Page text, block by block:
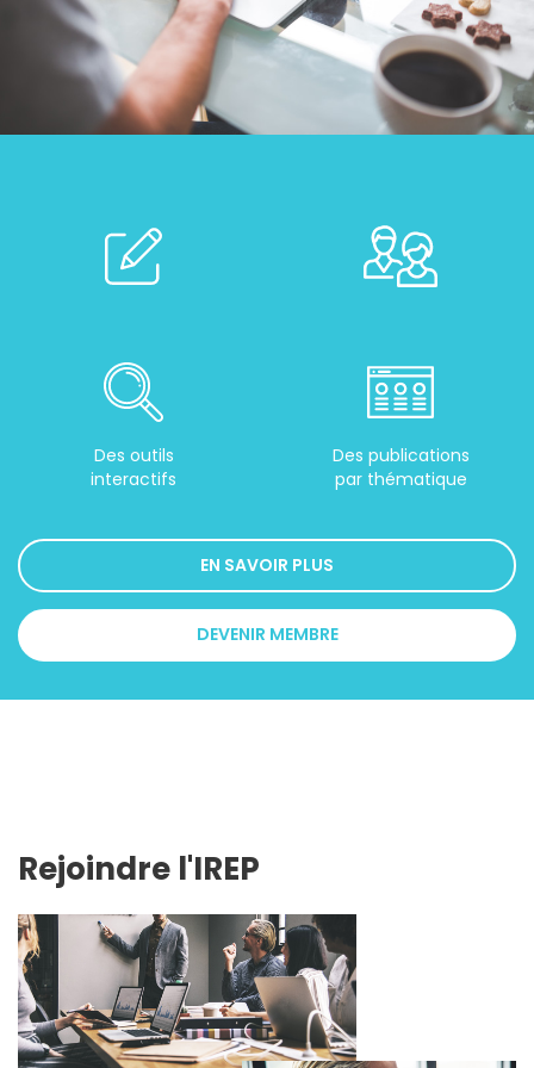
Des outils
interactifs
Des publications
par thématique
EN SAVOIR PLUS
DEVENIR MEMBRE
Rejoindre l'IREP